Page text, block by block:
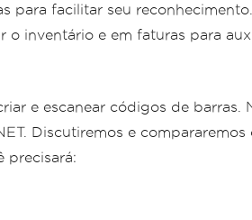
image
para facilitar seu
o inventário e em faturas para
e escanear códigos de barras.
Discutiremos e compararemos
precisará: